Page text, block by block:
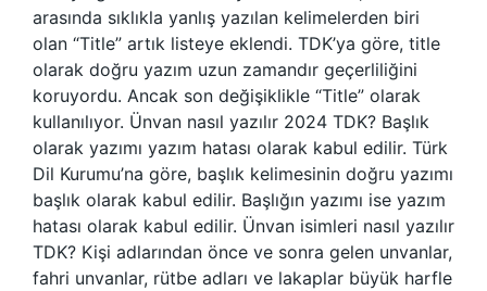
arasında sıklıkla yanlış yazılan kelimelerden biri
olan “Title” artık listeye eklendi. TDK’ya göre, title
olarak doğru yazım uzun zamandır geçerliliğini
koruyordu. Ancak son değişiklikle “Title” olarak
kullanılıyor. Ünvan nasıl yazılır 2024 TDK? Başlık
olarak yazımı yazım hatası olarak kabul edilir. Türk
Dil Kurumu’na göre, başlık kelimesinin doğru yazımı
başlık olarak kabul edilir. Başlığın yazımı ise yazım
hatası olarak kabul edilir. Ünvan isimleri nasıl yazılır
TDK? Kişi adlarından önce ve sonra gelen unvanlar,
fahri unvanlar, rütbe adları ve lakaplar büyük harfle